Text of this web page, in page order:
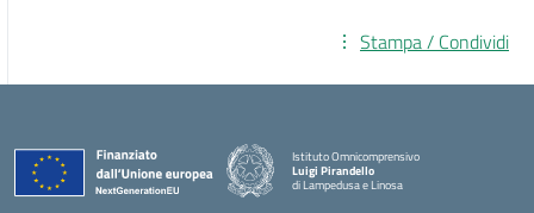
Stampa / Condividi
Istituto Omnicomprensivo
Luigi Pirandello
di Lampedusa e Linosa